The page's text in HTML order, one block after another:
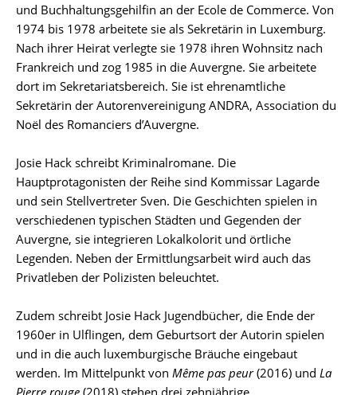
und Buchhaltungsgehilfin an der Ecole de Commerce. Von
1974 bis 1978 arbeitete sie als Sekretärin in Luxemburg.
Nach ihrer Heirat verlegte sie 1978 ihren Wohnsitz nach
Frankreich und zog 1985 in die Auvergne. Sie arbeitete
dort im Sekretariatsbereich. Sie ist ehrenamtliche
Sekretärin der Autorenvereinigung ANDRA, Association du
Noël des Romanciers d’Auvergne.
Josie Hack schreibt Kriminalromane. Die
Hauptprotagonisten der Reihe sind Kommissar Lagarde
und sein Stellvertreter Sven. Die Geschichten spielen in
verschiedenen typischen Städten und Gegenden der
Auvergne, sie integrieren Lokalkolorit und örtliche
Legenden. Neben der Ermittlungsarbeit wird auch das
Privatleben der Polizisten beleuchtet.
Zudem schreibt Josie Hack Jugendbücher, die Ende der
1960er in Ulflingen, dem Geburtsort der Autorin spielen
und in die auch luxemburgische Bräuche eingebaut
werden. Im Mittelpunkt von Même pas peur(2016) und La
Pierre rouge (2018) stehen drei zehnjährige